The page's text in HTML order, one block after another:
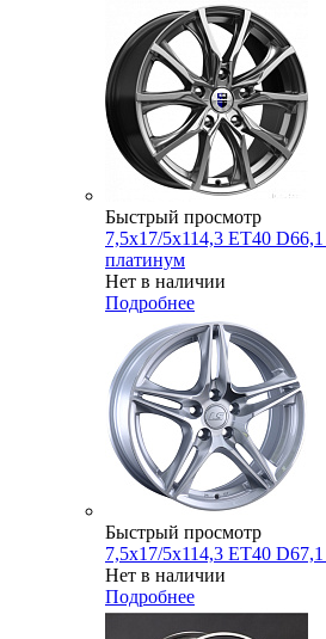
Быстрый просмотр
7,5x17/5x114,3 ET40
платинум
Нет в наличии
Подробнее
Быстрый просмотр
7,5x17/5x114,3 ET40
Нет в наличии
Подробнее